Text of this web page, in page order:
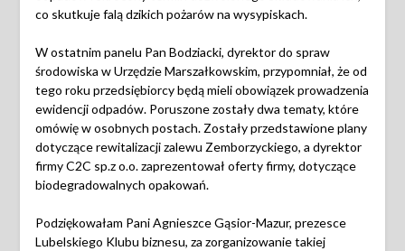
co skutkuje falą dzikich pożarów na wysypiskach.
W ostatnim panelu Pan Bodziacki, dyrektor do spraw
środowiska w Urzędzie Marszałkowskim, przypomniał, że od
tego roku przedsiębiorcy będą mieli obowiązek prowadzenia
ewidencji odpadów. Poruszone zostały dwa tematy, które
omówię w osobnych postach. Zostały przedstawione plany
dotyczące rewitalizacji zalewu Zemborzyckiego, a dyrektor
firmy C2C sp.z o.o. zaprezentował oferty firmy, dotyczące
biodegradowalnych opakowań.
Podziękowałam Pani Agnieszce Gąsior-Mazur, prezesce
Lubelskiego Klubu biznesu, za zorganizowanie takiej